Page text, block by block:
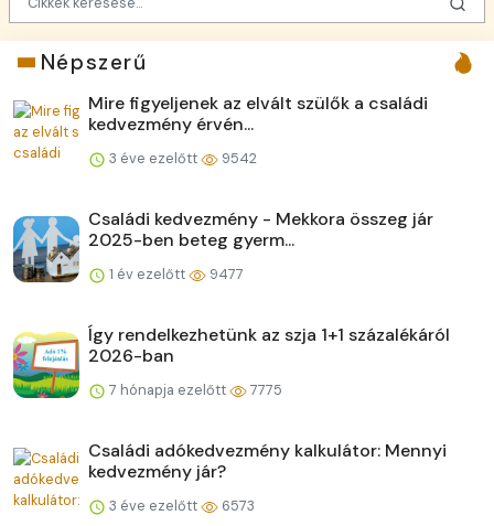
Népszerű
Mire figyeljenek az elvált szülők a családi
kedvezmény érvén...
3 éve ezelőtt 9542
Családi kedvezmény - Mekkora összeg jár
2025-ben beteg gyerm...
1 év ezelőtt 9477
Így rendelkezhetünk az szja 1+1 százalékáról
2026-ban
7 hónapja ezelőtt 7775
Családi adókedvezmény kalkulátor: Mennyi
kedvezmény jár?
3 éve ezelőtt 6573